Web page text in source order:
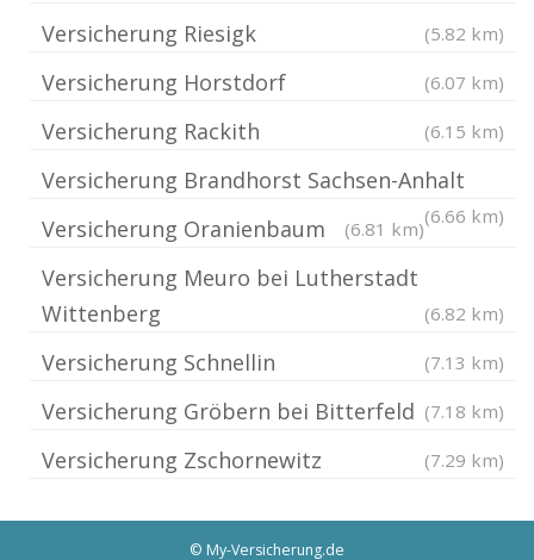
Versicherung Riesigk (5.82 km)
Versicherung Horstdorf (6.07 km)
Versicherung Rackith (6.15 km)
Versicherung Brandhorst Sachsen-Anhalt
(6.66 km)
Versicherung Oranienbaum (6.81 km)
Versicherung Meuro bei Lutherstadt
Wittenberg
(6.82 km)
Versicherung Schnellin (7.13 km)
Versicherung Gröbern bei Bitterfeld (7.18 km)
Versicherung Zschornewitz (7.29 km)
© My-Versicherung.de